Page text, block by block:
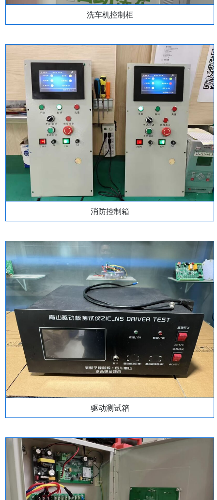
洗车机控制柜
消防控制箱
驱动测试箱